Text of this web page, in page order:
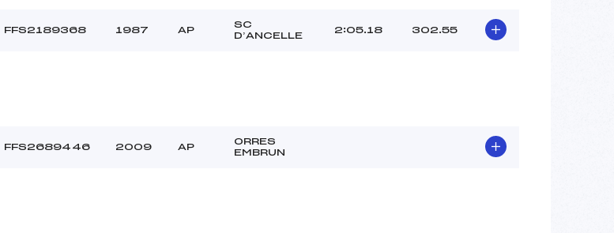
FFS2189368 1987 AP
SC
D’ANCELLE
2:05.18 302.55
FFS2689446 2009 AP
ORRES
EMBRUN